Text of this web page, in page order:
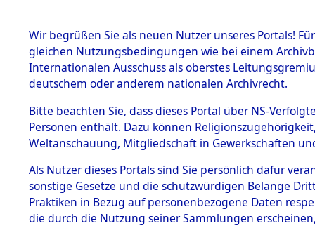
BILD
BESTÄNDE
1.
mente
5. Verschiedenes
5.3
Todesmärsche
Waakirchen.
0002 (84606071)
Wir begrüßen Sie als neuen Nutzer unseres Portals!
gleichen Nutzungsbedingungen wie bei einem
Internationalen Ausschuss als oberstes
deutschem oder anderem nationalen Archivrecht.
Bitte beachten Sie, dass dieses Portal über NS-
Personen enthält. Dazu können
Weltanschauung, Mitgliedschaft in Gewerkschaften
Als Nutzer dieses Portals sind Sie persönlich dafür
sonstige Gesetze und die schutzwürdigen Belange
Praktiken in Bezug auf personenbezogene Daten
die durch die Nutzung seiner Sammlungen